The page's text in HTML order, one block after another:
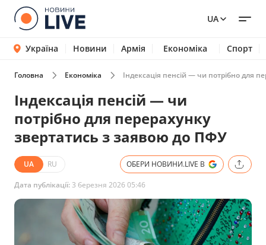
UA
Україна Новини Армія Економіка Спорт
Головна Економіка Індексація пенсій — чи потрібно для
Індексація пенсій — чи
потрібно для перерахунку
звертатись з заявою до ПФУ
UA RU ОБЕРИ НОВИНИ.LIVE В
Дата публікації: 3 березня 2026 05:46